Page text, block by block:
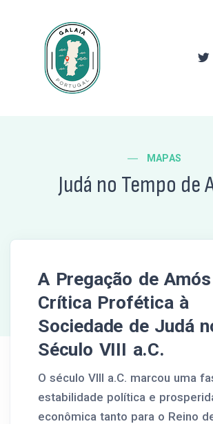
MAPAS
Judá no Tempo de
A Pregação de
Crítica Profética à
Sociedade de Judá
Século VIII a.C.
O século VIII a.C. marcou uma
estabilidade política e
econômica tanto para o Reino